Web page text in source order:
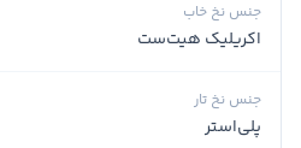
جنس نخ خاب
اکریلیک هیت‌ست
جنس نخ تار
پلی‌استر